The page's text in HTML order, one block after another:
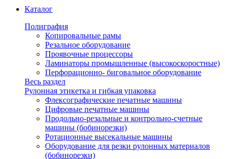
Каталог
Полиграфия
Копировальные рамы
Резальное оборудование
Проявочные процессоры
Ламинаторы промышленные (высокоскоростные)
Перфорационно- биговальное оборудование
Весь раздел
Рулонная этикетка и гибкая упаковка
Флексографические печатные машины
Цифровые печатные машины
Продольно-резальные и контрольно-счетные
машины (бобинорезки)
Ротационные высекальные машины
Оборудование для резки рулонных материалов
(бобинорезки)